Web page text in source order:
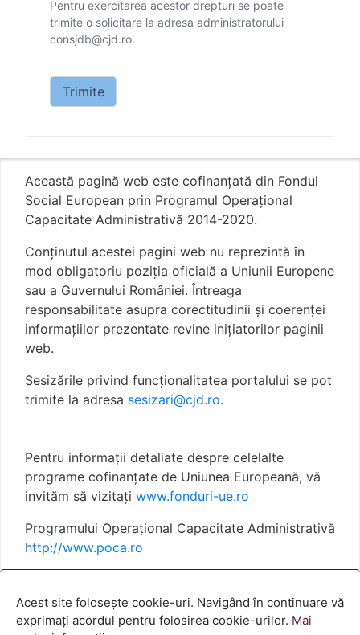
Pentru exercitarea acestor drepturi se poate
trimite o solicitare la adresa administratorului
consjdb@cjd.ro.
Trimite
Această pagină web este cofinanțată din Fondul
Social European prin Programul Operațional
Capacitate Administrativă 2014-2020.
Conţinutul acestei pagini web nu reprezintă în
mod obligatoriu poziţia oficială a Uniunii Europene
sau a Guvernului României. Întreaga
responsabilitate asupra corectitudinii și coerenței
informațiilor prezentate revine inițiatorilor paginii
web.
Sesizările privind funcționalitatea portalului se pot
trimite la adresa sesizari@cjd.ro.
Pentru informații detaliate despre celelalte
programe cofinanțate de Uniunea Europeană, vă
invităm să vizitați www.fonduri-ue.ro
Programului Operațional Capacitate Administrativă
http://www.poca.ro
Politica cookies
Acest site folosește cookie-uri. Navigând în continuare vă
exprimați acordul pentru folosirea cookie-urilor. Mai